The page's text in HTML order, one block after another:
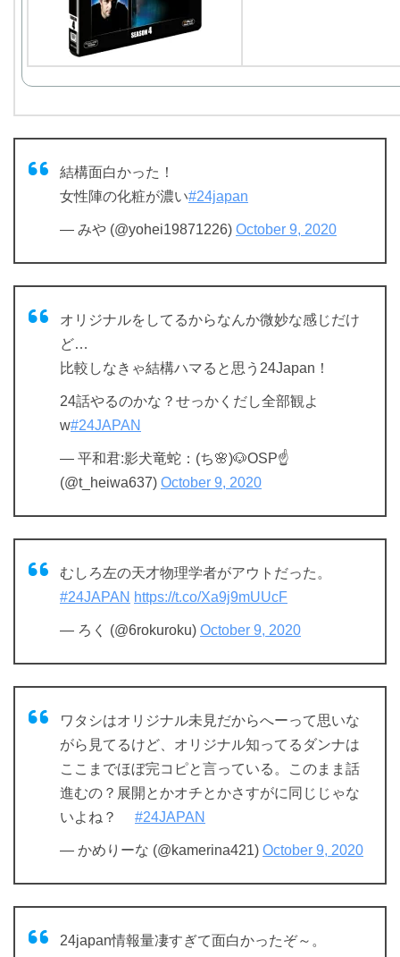
結構面白かった！
女性陣の化粧が濃い#24japan
— みや (@yohei19871226) October 9, 2020
オリジナルをしてるからなんか微妙な感じだけ
ど…
比較しなきゃ結構ハマると思う24Japan！
24話やるのかな？せっかくだし全部観よ
w#24JAPAN
— 平和君:影犬竜蛇：(ち🌸)🐶OSP☝️
(@t_heiwa637) October 9, 2020
むしろ左の天才物理学者がアウトだった。
#24JAPAN https://t.co/Xa9j9mUUcF
— ろく (@6rokuroku) October 9, 2020
ワタシはオリジナル未見だからへーって思いな
がら見てるけど、オリジナル知ってるダンナは
ここまでほぼ完コピと言っている。このまま話
進むの？展開とかオチとかさすがに同じじゃな
いよね？ #24JAPAN
— かめりーな (@kamerina421) October 9, 2020
24japan情報量凄すぎて面白かったぞ～。